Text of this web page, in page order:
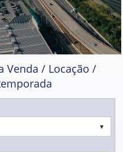
Venda / Locação /